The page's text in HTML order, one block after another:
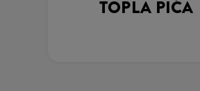
TOPLA PIĆA